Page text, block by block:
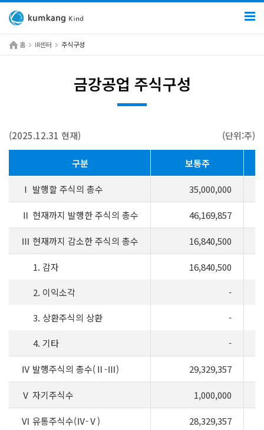
홈 IR센터 주식구성
금강공업 주식구성
(2025.12.31 현재) (단위:주)
구분 보통주
Ⅰ 발행할 주식의 총수 35,000,000
Ⅱ 현재까지 발행한 주식의 총수 46,169,857
Ⅲ 현재까지 감소한 주식의 총수 16,840,500
1. 감자 16,840,500
2. 이익소각 -
3. 상환주식의 상환 -
4. 기타 -
Ⅳ 발행주식의 총수(Ⅱ-Ⅲ) 29,329,357
Ⅴ 자기주식수 1,000,000
Ⅵ 유통주식수(Ⅳ-Ⅴ) 28,329,357